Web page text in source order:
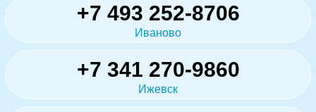
+7 493 252-8706
Иваново
+7 341 270-9860
Ижевск